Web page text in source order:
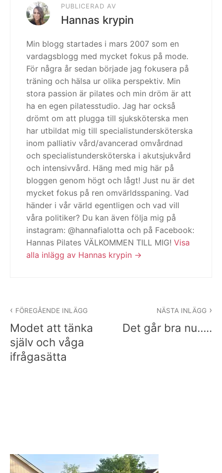
PUBLICERAD AV
Hannas krypin
Min blogg startades i mars 2007 som en
vardagsblogg med mycket fokus på mode.
För några år sedan började jag fokusera på
träning och hälsa ur olika perspektiv. Min
stora passion är pilates och min dröm är att
ha en egen pilatesstudio. Jag har också
drömt om att plugga till sjuksköterska men
har utbildat mig till specialistundersköterska
inom palliativ vård/avancerad omvårdnad
och specialistundersköterska i akutsjukvård
och intensivvård. Häng med mig här på
bloggen genom högt och lågt! Just nu är det
mycket fokus på ren omvärldsspaning. Vad
händer i vår värld egentligen och vad vill
våra politiker? Du kan även följa mig på
instagram: @hannafialotta och på Facebook:
Hannas Pilates VÄLKOMMEN TILL MIG! Visa
alla inlägg av Hannas krypin
FÖREGÅENDE INLÄGG
Modet att tänka
själv och våga
ifrågasätta
NÄSTA INLÄGG
Det går bra nu…..